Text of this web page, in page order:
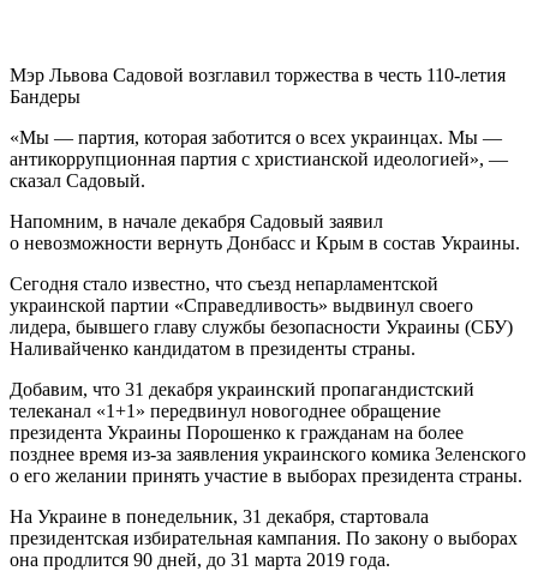
Мэр Львова Садовой возглавил торжества в честь 110-летия
Бандеры
«Мы — партия, которая заботится о всех украинцах. Мы —
антикоррупционная партия с христианской идеологией», —
сказал Садовый.
Напомним, в начале декабря Садовый заявил
о невозможности вернуть Донбасс и Крым в состав Украины.
Сегодня стало известно, что съезд непарламентской
украинской партии «Справедливость» выдвинул своего
лидера, бывшего главу службы безопасности Украины (СБУ)
Наливайченко кандидатом в президенты страны.
Добавим, что 31 декабря украинский пропагандистский
телеканал «1+1» передвинул новогоднее обращение
президента Украины Порошенко к гражданам на более
позднее время из-за заявления украинского комика Зеленского
о его желании принять участие в выборах президента страны.
На Украине в понедельник, 31 декабря, стартовала
президентская избирательная кампания. По закону о выборах
она продлится 90 дней, до 31 марта 2019 года.